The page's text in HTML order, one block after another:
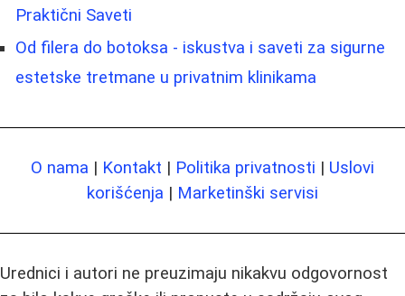
Praktični Saveti
Od filera do botoksa - iskustva i saveti za sigurne
estetske tretmane u privatnim klinikama
O nama | Kontakt | Politika privatnosti | Uslovi
korišćenja | Marketinški servisi
Urednici i autori ne preuzimaju nikakvu odgovornost